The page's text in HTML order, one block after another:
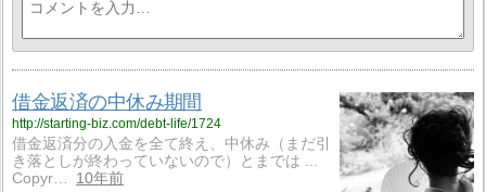
借金返済の中休み期間
http://starting-biz.com/debt-life/1724
借金返済分の入金を全て終え、中休み（まだ引
き落としが終わっていないので）とまでは ...
Copyr…
10年前